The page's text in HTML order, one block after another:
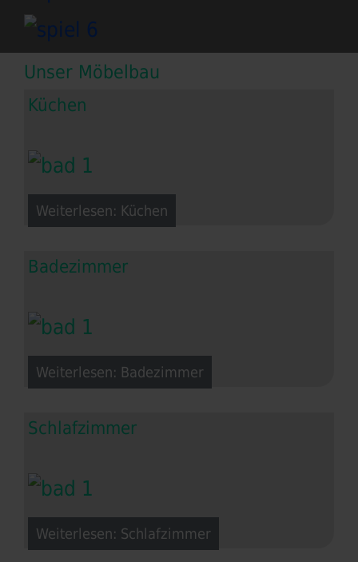
Unser Möbelbau
Küchen
Weiterlesen: Küchen
Badezimmer
Weiterlesen: Badezimmer
Schlafzimmer
Weiterlesen: Schlafzimmer